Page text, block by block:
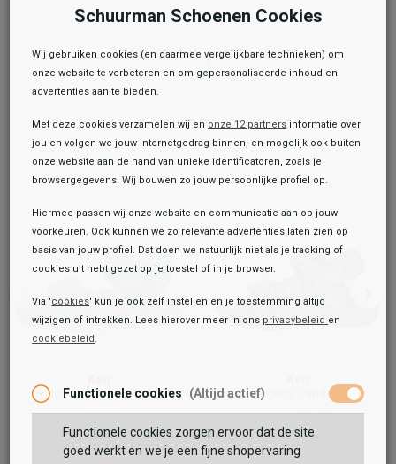
Jongens Sandalen
49,99
Maat:
Aanbevolen producten
Jongens Sandalen
Jongens Sandalen
29,99
Toegevoegd aan je winkeltas!
Schuurman Schoenen Cookies
Wij gebruiken cookies (en daarmee vergelijkbare technieken) om
onze website te verbeteren en om gepersonaliseerde inhoud en
advertenties aan te bieden.
Met deze cookies verzamelen wij en onze 12 partners informatie over
jou en volgen we jouw internetgedrag binnen, en mogelijk ook buiten
onze website aan de hand van unieke identificatoren, zoals je
browsergegevens. Wij bouwen zo jouw persoonlijke profiel op.
Hiermee passen wij onze website en communicatie aan op jouw
voorkeuren. Ook kunnen we zo relevante advertenties laten zien op
basis van jouw profiel. Dat doen we natuurlijk niet als je tracking of
cookies uit hebt gezet op je toestel of in je browser.
Via 'cookies' kun je ook zelf instellen en je toestemming altijd
wijzigen of intrekken. Lees hierover meer in ons privacybeleid en
cookiebeleid.
Functionele cookies (Altijd actief)
Functionele cookies zorgen ervoor dat de site
goed werkt en we je een fijne shopervaring